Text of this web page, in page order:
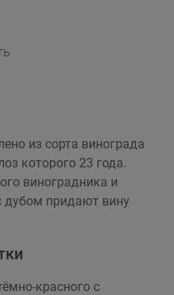
из сорта винограда
которого 23 года.
виноградника и
дубом придают вину
красного с